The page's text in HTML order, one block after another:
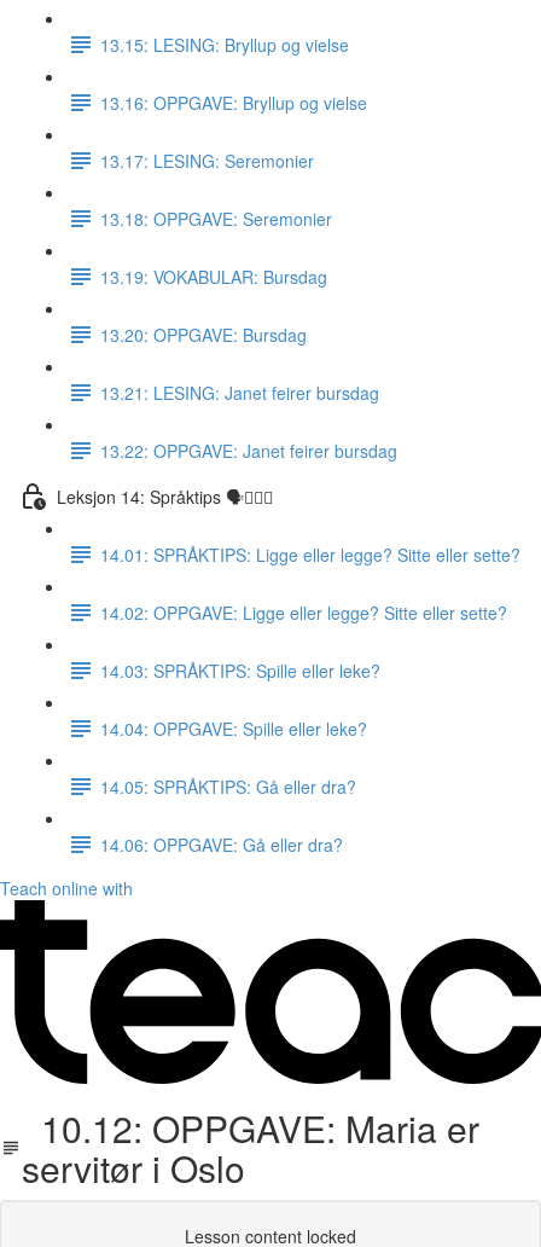
13.15: LESING: Bryllup og vielse
13.16: OPPGAVE: Bryllup og vielse
13.17: LESING: Seremonier
13.18: OPPGAVE: Seremonier
13.19: VOKABULAR: Bursdag
13.20: OPPGAVE: Bursdag
13.21: LESING: Janet feirer bursdag
13.22: OPPGAVE: Janet feirer bursdag
Leksjon 14: Språktips 🗣☝🏼✅
14.01: SPRÅKTIPS: Ligge eller legge? Sitte eller sette?
14.02: OPPGAVE: Ligge eller legge? Sitte eller sette?
14.03: SPRÅKTIPS: Spille eller leke?
14.04: OPPGAVE: Spille eller leke?
14.05: SPRÅKTIPS: Gå eller dra?
14.06: OPPGAVE: Gå eller dra?
Teach online with
10.12: OPPGAVE: Maria er
servitør i Oslo
Lesson content locked